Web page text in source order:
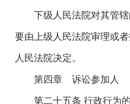
下级人民法院对其管
要由上级人民法院审理或
人民法院决定。
第四章 诉讼参加人
第二十五条 行政行为